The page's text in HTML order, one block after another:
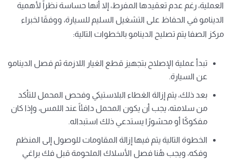
العملية، رغم عدم تعقيدها المفرط، إلا أنها حساسة نظراً لأهمية
الدينامو في الحفاظ على التشغيل السليم للسيارة، ووفقَا لخبراء
مركز الصفا يتم تصليح الدينامو بالخطوات التالية:
تبدأ عملية الإصلاح بتجهيز قطع الغيار اللازمة ثم فصل الدينامو
عن السيارة.
بعد ذلك، يتم إزالة الغطاء البلاستيكي وفحص المحمل للتأكد
من سلامته، يجب أن يكون المحمل دافئاً عند اللمس، وإذا كان
مفكوكًا أو محشورًا يستدعي ذلك استبداله.
الخطوة التالية يتم فيها إزالة المقاومات للوصول إلى المنظم
وفكه، ويجب هُنا فصل الأسلاك الملحومة قبل فك براغي